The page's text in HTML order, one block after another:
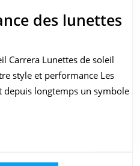
des lunettes
Carrera Lunettes de soleil
style et performance Les
depuis longtemps un symbole